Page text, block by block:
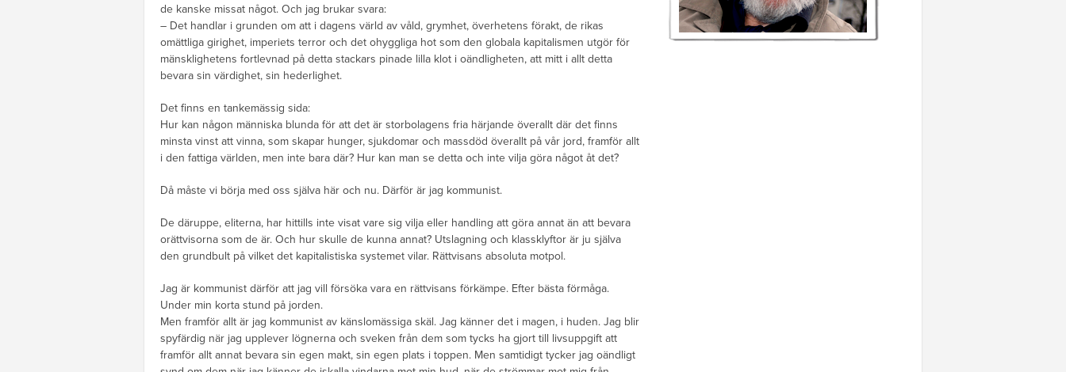
de kanske missat något. Och jag brukar svara:
– Det handlar i grunden om att i dagens värld av våld, grymhet, överhetens förakt, de rikas
omättliga girighet, imperiets terror och det ohyggliga hot som den globala kapitalismen utgör för
mänsklighetens fortlevnad på detta stackars pinade lilla klot i oändligheten, att mitt i allt detta
bevara sin värdighet, sin hederlighet.
Det finns en tankemässig sida:
Hur kan någon människa blunda för att det är storbolagens fria härjande överallt där det finns
minsta vinst att vinna, som skapar hunger, sjukdomar och massdöd överallt på vår jord, framför allt
i den fattiga världen, men inte bara där? Hur kan man se detta och inte vilja göra något åt det?
Då måste vi börja med oss själva här och nu. Därför är jag kommunist.
De däruppe, eliterna, har hittills inte visat vare sig vilja eller handling att göra annat än att bevara
orättvisorna som de är. Och hur skulle de kunna annat? Utslagning och klassklyftor är ju själva
den grundbult på vilket det kapitalistiska systemet vilar. Rättvisans absoluta motpol.
Jag är kommunist därför att jag vill försöka vara en rättvisans förkämpe. Efter bästa förmåga.
Under min korta stund på jorden.
Men framför allt är jag kommunist av känslomässiga skäl. Jag känner det i magen, i huden. Jag blir
spyfärdig när jag upplever lögnerna och sveken från dem som tycks ha gjort till livsuppgift att
framför allt annat bevara sin egen makt, sin egen plats i toppen. Men samtidigt tycker jag oändligt